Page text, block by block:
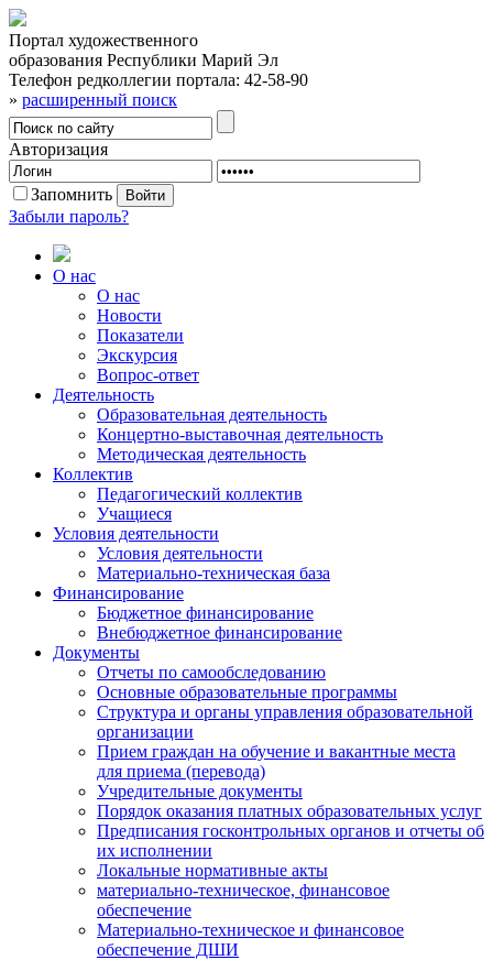
Портал художественного
образования Республики Марий Эл
Телефон редколлегии портала: 42-58-90
» расширенный поиск
Авторизация
Запомнить
Забыли пароль?
О нас
О нас
Новости
Показатели
Экскурсия
Вопрос-ответ
Деятельность
Образовательная деятельность
Концертно-выставочная деятельность
Методическая деятельность
Коллектив
Педагогический коллектив
Учащиеся
Условия деятельности
Условия деятельности
Материально-техническая база
Финансирование
Бюджетное финансирование
Внебюджетное финансирование
Документы
Отчеты по самообследованию
Основные образовательные программы
Структура и органы управления образовательной
организации
Прием граждан на обучение и вакантные места
для приема (перевода)
Учредительные документы
Порядок оказания платных образовательных услуг
Предписания госконтрольных органов и отчеты об
их исполнении
Локальные нормативные акты
материально-техническое, финансовое
обеспечение
Материально-техническое и финансовое
обеспечение ДШИ